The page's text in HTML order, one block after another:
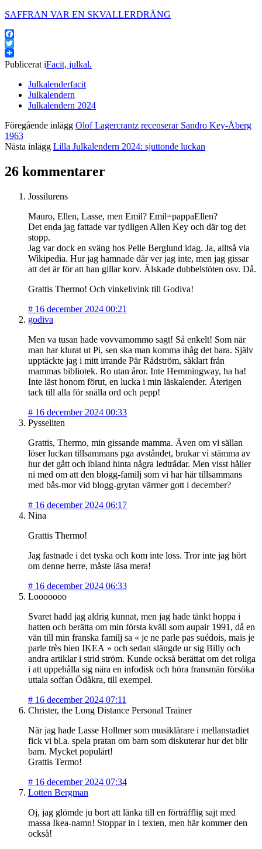
SAFFRAN VAR EN SKVALLERDRÄNG
Facebook
Twitter
Publicerat iFacit, julkal.
Julkalenderfacit
Julkalendern
Julkalendern 2024
Föregående inlägg Olof Lagercrantz recenserar Sandro Key-Åberg
1963
Nästa inlägg Lilla Julkalendern 2024: sjuttonde luckan
26 kommentarer
Jossilurens
Mauro, Ellen, Lasse, men Emil? Emil=pappaEllen?
Det enda jag fattade var tydligen Allen Key och där tog det
stopp.
Jag var dock en sväng hos Pelle Berglund idag. Ja, alltså via
Wikipedia. Hur jag hamnade där ver jag inte, men jag gissar
att det är för att han gillar korv. Älskade dubbelstöten osv. Då.
Grattis Thermo! Och vinkelivink till Godiva!
# 16 december 2024 00:21
godiva
Men va tusan hade vovvamommo sagt! Så enkelt! Som när
man har klurat ut Pi, sen ska man komma ihåg det bara. Själv
upptäckte jag i mitt irrande Pär Rådström, såklart från
mammas bibliotek. Ro utan åror. Inte Hemmingway, ha ha!
Inte läst honom förut, en lucka i min läskalender. Återigen
tack till alla för snälla ord och pepp!
# 16 december 2024 00:33
Pysseliten
Grattis, Thermo, min gissande mamma. Även om vi sällan
löser luckan tillsammans pga avståndet, brukar vi stämma av
hur det gått och ibland hinta några ledtrådar. Men visst håller
ni med om att den blogg-familj som vi har här tillsammans
med bås-mor vid blogg-grytan värmer gott i december?
# 16 december 2024 06:17
Nina
Grattis Thermo!
Jag fastnade i det tyska och kom inte loss. Tror inte jag hört
om denne herre, måste läsa mera!
# 16 december 2024 06:33
Looooooo
Svaret hadd jag aldrig kunnat, men jag hade tänkt hoppa i
hatten och berätta om min första kväll som aupair 1991, då en
vän till min franska familj sa « je ne parle pas suédois, mais je
parle très bien IKEA » och sedan slängde ur sig Billy och
andra artiklar i strid ström. Kunde också berättat om det roliga
i att uppehålla sig nära en infodisk och höra fransmän försöka
uttala soffan Ödåkra, till exempel.
# 16 december 2024 07:11
Christer, the Long Distance Personal Trainer
När jag hade Lasse Hollmer som musiklärare i mellanstadiet
fick vi bl.a. spela pratan om barn som diskuterar hur det blir
barn. Mycket populärt!
Grattis Termo!
# 16 december 2024 07:34
Lotten Bergman
Oj, jag glömde ju bort att länka till en förträfflig sajt med
massa Ikea-namn! Stoppar in i texten, men här kommer den
också!